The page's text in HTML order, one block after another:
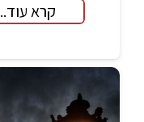
קרא